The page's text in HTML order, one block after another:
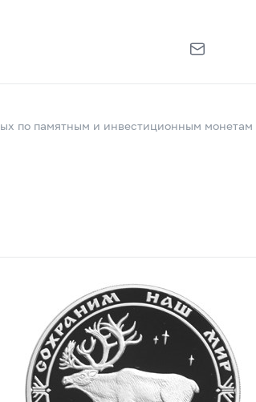
по памятным и инвестиционным монетам